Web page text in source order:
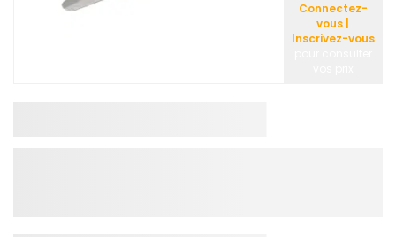
Connectez-
vous |
Inscrivez-vous